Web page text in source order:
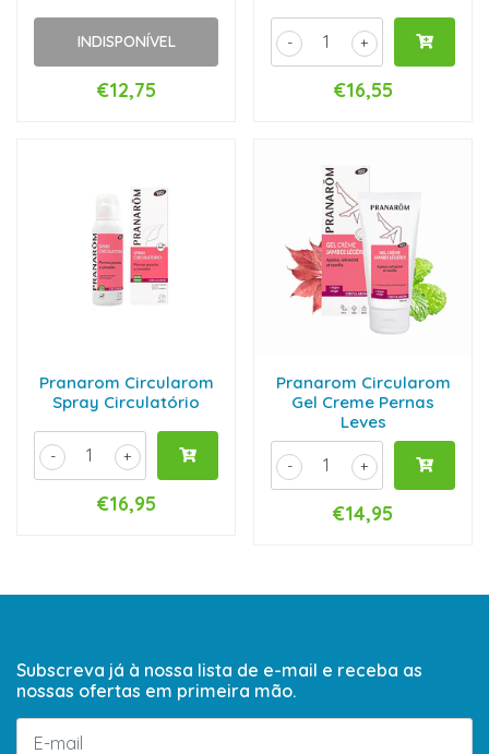
INDISPONÍVEL
€12,75
+
-
€16,55
Pranarom Circularom
Spray Circulatório
+
-
€16,95
Pranarom Circularom
Gel Creme Pernas
Leves
+
-
€14,95
Subscreva já à nossa lista de e-mail e receba as
nossas ofertas em primeira mão.